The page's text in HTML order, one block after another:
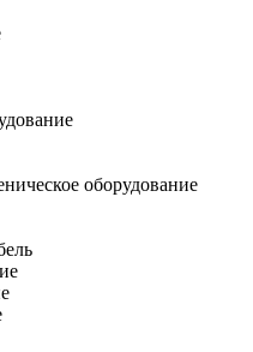
оборудование